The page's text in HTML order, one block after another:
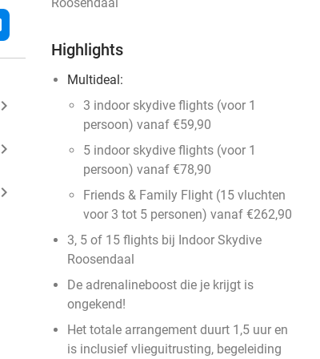
keyboard_arrow_right
keyboard_arrow_right
keyboard_arrow_right
Highlights
Multideal:
3 indoor skydive flights (voor 1
persoon) vanaf €59,90
5 indoor skydive flights (voor 1
persoon) vanaf €78,90
Friends & Family Flight (15 vluchten
voor 3 tot 5 personen) vanaf €262,90
3, 5 of 15 flights bij Indoor Skydive
Roosendaal
De adrenalineboost die je krijgt is
ongekend!
Het totale arrangement duurt 1,5 uur en
is inclusief vlieguitrusting, begeleiding